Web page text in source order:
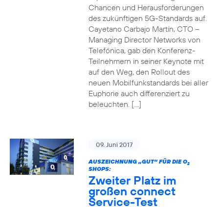
Chancen und Herausforderungen
des zukünftigen 5G-Standards auf.
Cayetano Carbajo Martín, CTO –
Managing Director Networks von
Telefónica, gab den Konferenz-
Teilnehmern in seiner Keynote mit
auf den Weg, den Rollout des
neuen Mobilfunkstandards bei aller
Euphorie auch differenziert zu
beleuchten. […]
09. Juni 2017
AUSZEICHNUNG „GUT“ FÜR DIE O2
SHOPS:
Zweiter Platz im
großen connect
Service-Test